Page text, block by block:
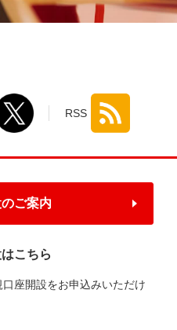
RSS
ご案内
こちら
座開設をお申込みいただけ